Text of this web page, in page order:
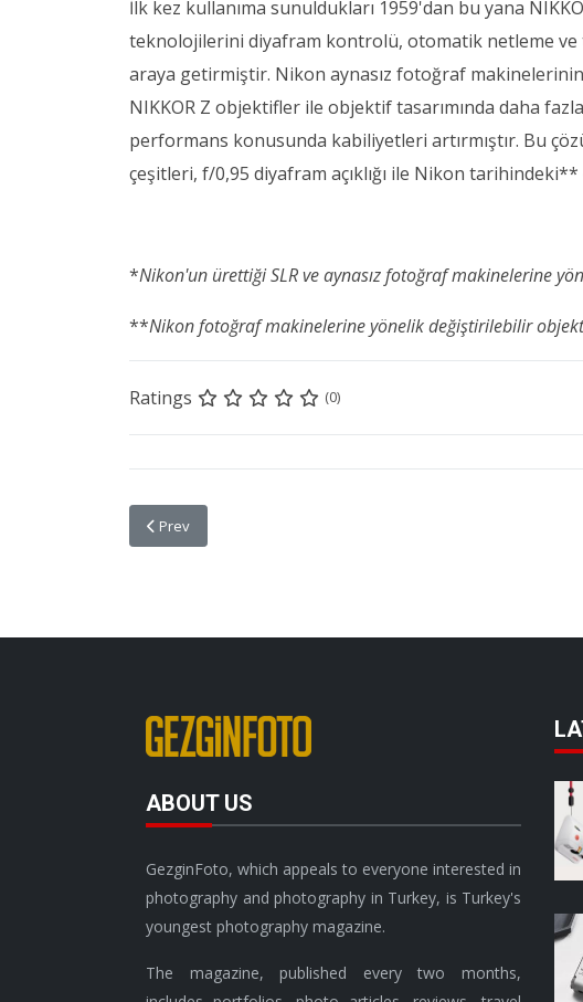
İlk kez kullanıma sunuldukları 1959'dan bu yana
teknolojilerini diyafram kontrolü, otomatik netleme
araya getirmiştir. Nikon aynasız fotoğraf
NIKKOR Z objektifler ile objektif tasarımında daha
performans konusunda kabiliyetleri artırmıştır. Bu
çeşitleri, f/0,95 diyafram açıklığı ile Nikon
*Nikon'un ürettiği SLR ve aynasız fotoğraf makinelerine
**Nikon fotoğraf makinelerine yönelik değiştirilebilir
Ratings (0)
Previous article: HİKAYELERİNİZİN EN İNCE DETAYINI CANON EOS R
Prev
ABOUT US
GezginFoto, which appeals to everyone interested in
photography and photography in Turkey, is Turkey's
youngest photography magazine.
The magazine, published every two months,